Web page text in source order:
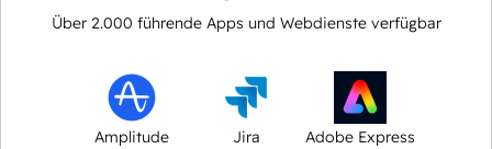
Über 2.000 führende Apps und Webdienste verfügbar
Amplitude Jira Adobe Express